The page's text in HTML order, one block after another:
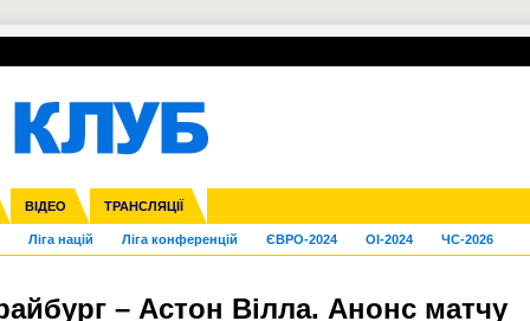
ВІДЕО ТРАНСЛЯЦІЇ
ліга Кубок України Молодіжка
Ліга націй Ліга конференцій ЄВРО-2024 OI-2024 ЧС-2026
Франція ІншіЧЄ-2015 (U-21)
УПЛ-ПЕРЕХОДИ
– Астон Вілла. Анонс матчу